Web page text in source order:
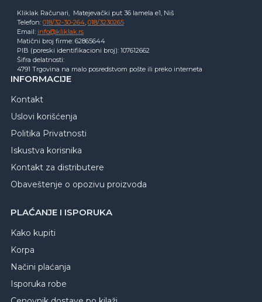
Kliklak Računari, Matejevački put 36 lamela e1, Niš
Telefon: 018/32-30-264, 018/3230265
Email: info@kliklak.rs
Matični broj firme: 62865644
PIB (poreski identifikacioni broj): 107612662
Šifra delatnosti:
4791 Trgovina na malo posredstvom pošte ili preko interneta
INFORMACIJE
Kontakt
Uslovi korišćenja
Politika Privatnosti
Iskustva korisnika
Kontakt za distributere
Obaveštenje o opozivu proizvoda
PLAĆANJE I ISPORUKA
Kako kupiti
Korpa
Načini plaćanja
Isporuka robe